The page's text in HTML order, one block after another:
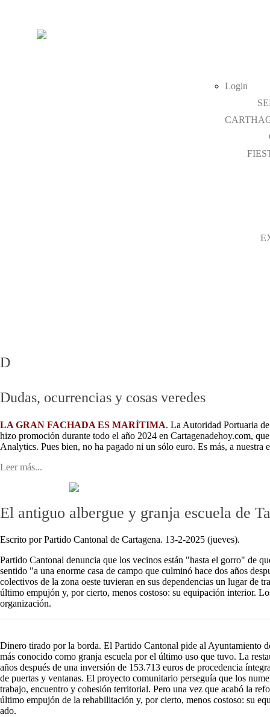
Login
D
Dudas, ocurrencias y cosas veredes
LA GRAN FACHADA ES MARÍTIMA. La Autoridad Portuaria
hizo promoción durante todo el año 2024 en Cartagenadehoy.com,
Analytics. Pues bien, no ha pagado ni un sólo euro. Es más, a nuestra
Leer más...
El antiguo albergue y granja escuela de
Escrito por Partido Cantonal de Cartagena. 13-2-2025 (jueves).
Partido Cantonal denuncia que los vecinos están "hasta el gorro" de
sentido "a una enorme casa de campo que culminó hace dos años
colectivos de la zona oeste tuvieran en sus dependencias un lugar de
último empujón y, por cierto, menos costoso: su equipación interior.
organización.
Dinero tirado por la borda. El Partido Cantonal pide al Ayuntamiento
más conocido como granja escuela por el último uso que tuvo. La
años después de una inversión de 153.713 euros de procedencia
de puertas y ventanas. El proyecto comunitario perseguía que los
trabajo, encuentro y cohesión territorial. Pero una vez que acabó la
último empujón de la rehabilitación y, por cierto, menos costoso: su
ado.